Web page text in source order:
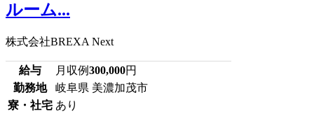
ルーム...
株式会社BREXA Next
給与 月収例300,000円
勤務地
岐阜県 美濃加茂市
寮・社宅 あり